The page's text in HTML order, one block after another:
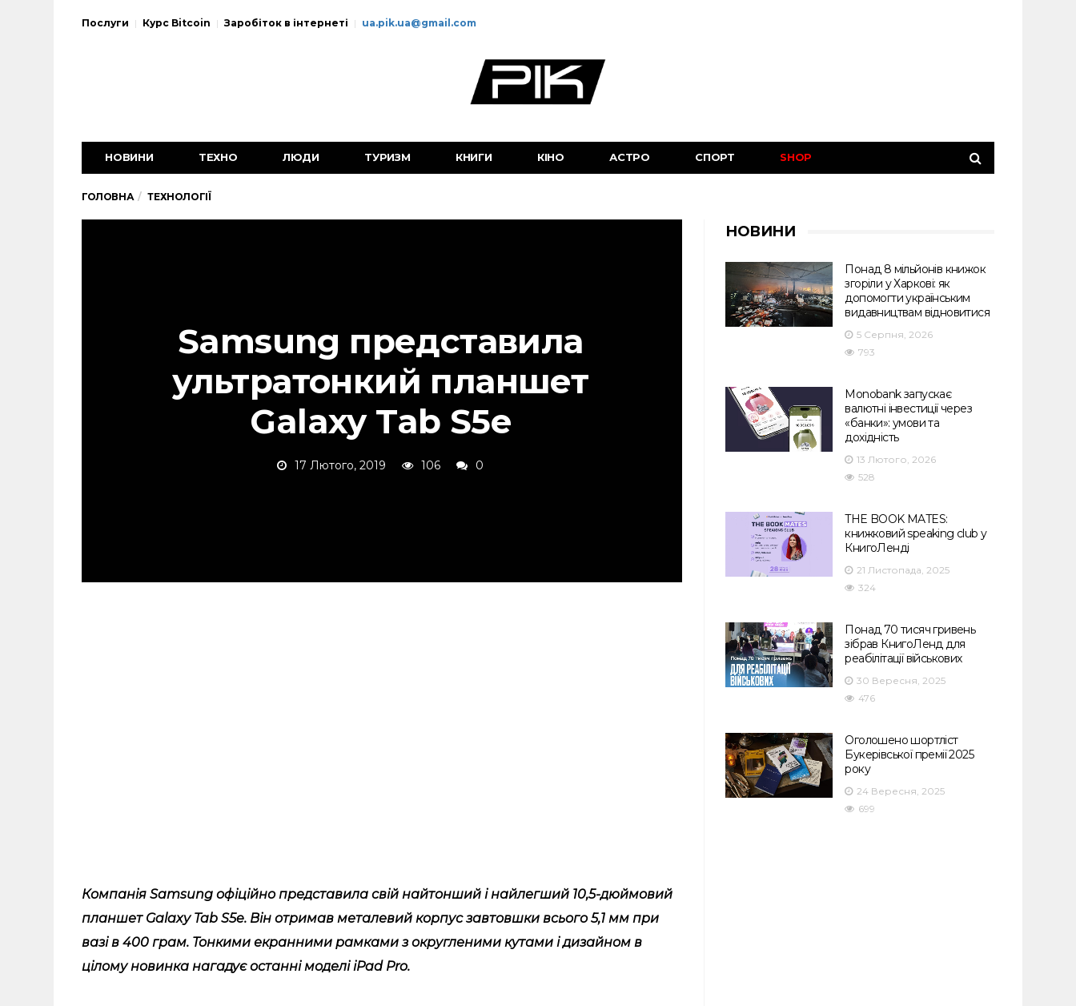
Послуги Курс Bitcoin Заробіток в інтернеті ua.pik.ua@gmail.com
НОВИНИ ТЕХНО ЛЮДИ ТУРИЗМ КНИГИ КІНО АСТРО СПОРТ SHOP
ГОЛОВНА ТЕХНОЛОГІЇ
Samsung представила
ультратонкий планшет
Galaxy Tab S5e
17 Лютого, 2019 106 0
Компанія Samsung офіційно представила свій найтонший і найлегший 10,5-дюймовий
планшет Galaxy Tab S5e. Він отримав металевий корпус завтовшки всього 5,1 мм при
вазі в 400 грам. Тонкими екранними рамками з округленими кутами і дизайном в
цілому новинка нагадує останні моделі iPad Pro.
НОВИНИ
Понад 8 мільйонів книжок
згоріли у Харкові: як
допомогти українським
видавництвам відновитися
5 Серпня, 2026
793
Monobank запускає
валютні інвестиції через
«банки»: умови та
дохідність
13 Лютого, 2026
528
THE BOOK MATES:
книжковий speaking club у
КнигоЛенді
21 Листопада, 2025
324
Понад 70 тисяч гривень
зібрав КнигоЛенд для
реабілітації військових
30 Вересня, 2025
476
Оголошено шортліст
Букерівської премії 2025
року
24 Вересня, 2025
699